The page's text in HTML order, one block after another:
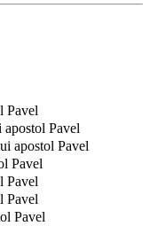
Pavel
Pavel
apostol Pavel
Pavel
Pavel
Pavel
Pavel